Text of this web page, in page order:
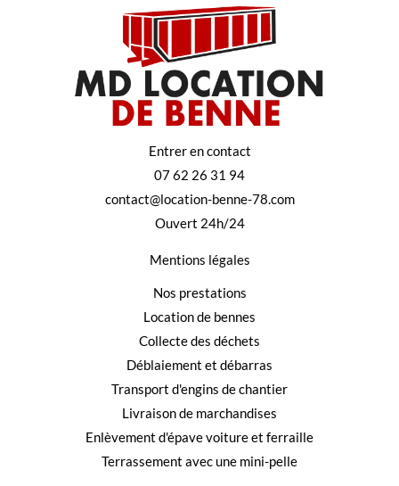
Entrer en contact
07 62 26 31 94
contact@location-benne-78.com
Ouvert 24h/24
Mentions légales
Nos prestations
Location de bennes
Collecte des déchets
Déblaiement et débarras
Transport d'engins de chantier
Livraison de marchandises
Enlèvement d'épave voiture et ferraille
Terrassement avec une mini-pelle